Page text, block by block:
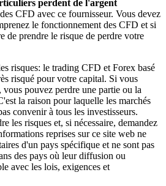
perdent de l'argent
CFD avec ce fournisseur. Vous devez
le fonctionnement des CFD et si
de prendre le risque de perdre votre
risques: le trading CFD et Forex basé
risqué pour votre capital. Si vous
pouvez perdre une partie ou la
la raison pour laquelle les marchés
convenir à tous les investisseurs.
les risques et, si nécessaire, demandez
reprises sur ce site web ne
d'un pays spécifique et ne sont pas
des pays où leur diffusion ou
avec les lois, exigences et